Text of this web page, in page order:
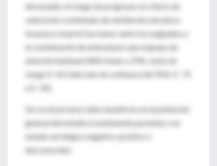
del estudio, el riesgo de progresar al criterio de
valoración combinado de ventilación mecánica
invasiva o muerte fue menor entre los asignados a
la combinación de anticuerpos que el grupo de
atención habitual (30% frente a 37%; razón de
riesgo 0 · 83, intervalo de confianza del 95%: 0 · 75
No se observaron tales beneficios en la población
general del estudio (combinando pacientes con
estado serológico negativo, positivo o
desconocido).